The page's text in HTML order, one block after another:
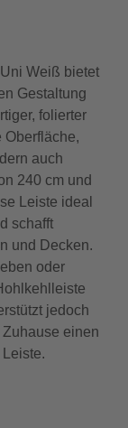
Weiß bietet
Gestaltung
folierter
Oberfläche,
auch
240 cm und
Leiste ideal
schafft
und Decken.
oder
jedoch
einen